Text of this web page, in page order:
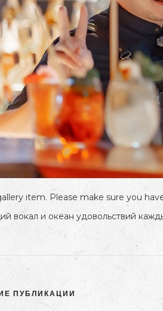
item. Please make sure you
вокал и океан удовольствий
ПУБЛИКАЦИИ